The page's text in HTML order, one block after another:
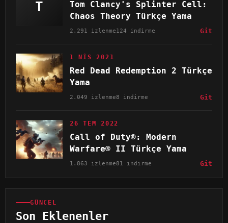
T
Tom Clancy's Splinter Cell:
Chaos Theory Türkçe Yama
2.291 izlenme124 indirme Git
1 NIS 2021
Red Dead Redemption 2 Türkçe
Yama
2.049 izlenme8 indirme Git
26 TEM 2022
Call of Duty®: Modern
Warfare® II Türkçe Yama
1.863 izlenme81 indirme Git
GÜNCEL
Son Eklenenler